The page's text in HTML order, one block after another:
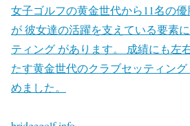
女子ゴルフの黄金世代から11名の
が 彼女達の活躍を支えている要素
ティング があります。 成績にも左
たす黄金世代のクラブセッティン
めました。